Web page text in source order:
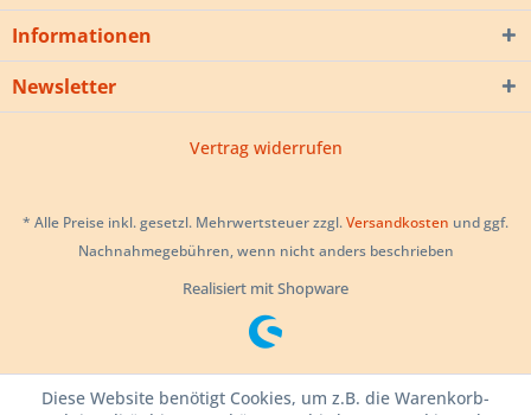
Informationen
Newsletter
Vertrag widerrufen
* Alle Preise inkl. gesetzl. Mehrwertsteuer zzgl.Versandkosten und ggf.
Nachnahmegebühren, wenn nicht anders beschrieben
Realisiert mit Shopware
Diese Website benötigt Cookies, um z.B. die Warenkorb-